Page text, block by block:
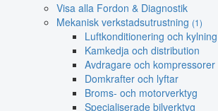
Visa alla Fordon & Diagnostik
Mekanisk verkstadsutrustning (1)
Luftkonditionering och kylning
Kamkedja och distribution
Avdragare och kompressorer
Domkrafter och lyftar
Broms- och motorverktyg
Specialiserade bilverktyg